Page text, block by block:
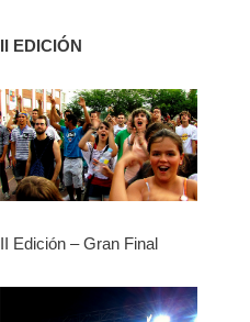
II EDICIÓN
II Edición – Gran Final